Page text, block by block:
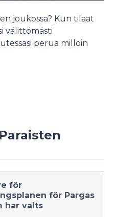
joukossa? Kun tilaat
välittömästi
perua milloin
för
för Pargas
har valts